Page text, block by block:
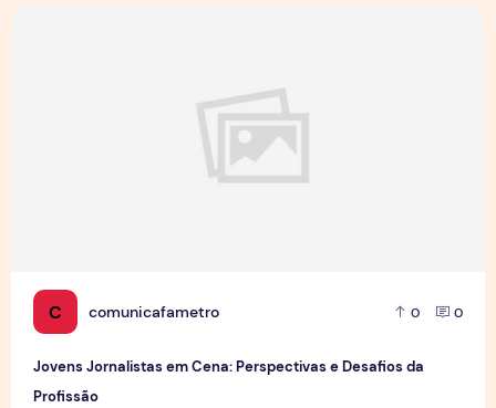
C comunicafametro 0 0
Jovens Jornalistas em Cena: Perspectivas e Desafios da
Profissão